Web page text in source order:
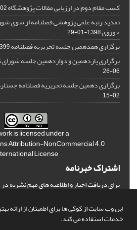
این وب سایت از کوکی ها برای اطمینان از ارائه
خدمات استفاده می کند.
کسب مقام دوم در ارزیابی مقالات پژوهشگاه01
تمدید رتبه علمی پژوهشی فصلنامه از سوی
حوزوی1398-01-29
برگزاری هفدهمین جلسه تحریریه فصلنامه03-24
برگزاری یازدهمین و دوازدهمین جلسه شورای
06-26
برگزاری دهمین جلسه تحریریه فصلنامه
02-15
is licensed under a
Attribution-NonCommercial 4.0
License
اشتراک خبرنامه
برای دریافت اخبار و اطلاعیه های مهم نشریه